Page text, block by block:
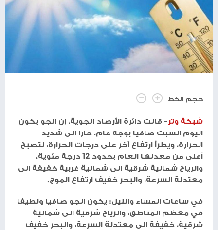
حجم الخط
شبكة وتر- قالت دائرة الأرصاد الجوية، إن الجو يكون
اليوم السبت صافيا بوجه عام، حارا الى شديد
الحرارة، ويطرأ ارتفاع آخر على درجات الحرارة، لتصبح
أعلى من معدلها العام بحدود 12 درجة مئوية،
والرياح شمالية شرقية الى شمالية غربية خفيفة الى
معتدلة السرعة، والبحر خفيف ارتفاع الموج.
في ساعات المساء والليل: يكون الجو صافيا ولطيفا
في معظم المناطق، والرياح شرقية الى شمالية
شرقية، خفيفة الى معتدلة السرعة، والبحر خفيف